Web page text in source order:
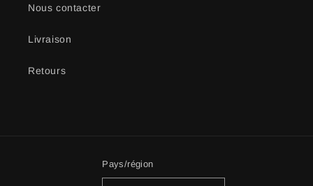
Nous contacter
Livraison
Retours
Pays/région